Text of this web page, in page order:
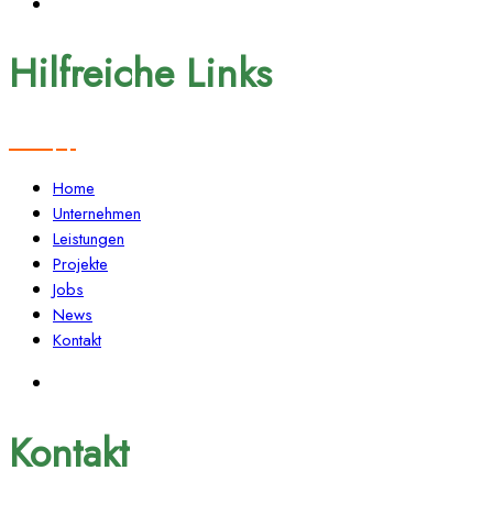
Hilfreiche Links
Home
Unternehmen
Leistungen
Projekte
Jobs
News
Kontakt
Kontakt